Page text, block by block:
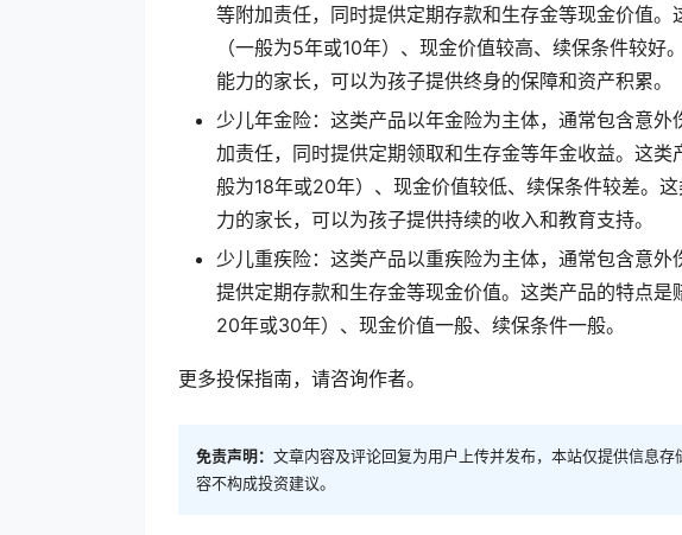
等附加责任，同时提供定期存款和生存金等现金价值
（一般为5年或10年）、现金价值较高、续保条件较
能力的家长，可以为孩子提供终身的保障和资产积累。
少儿年金险：这类产品以年金险为主体，通常包含意
加责任，同时提供定期领取和生存金等年金收益。这
般为18年或20年）、现金价值较低、续保条件较差。
力的家长，可以为孩子提供持续的收入和教育支持。
少儿重疾险：这类产品以重疾险为主体，通常包含意
提供定期存款和生存金等现金价值。这类产品的特点
20年或30年）、现金价值一般、续保条件一般。
更多投保指南，请咨询作者。
免责声明： 文章内容及评论回复为用户上传并发布，本站仅提供信息
容不构成投资建议。